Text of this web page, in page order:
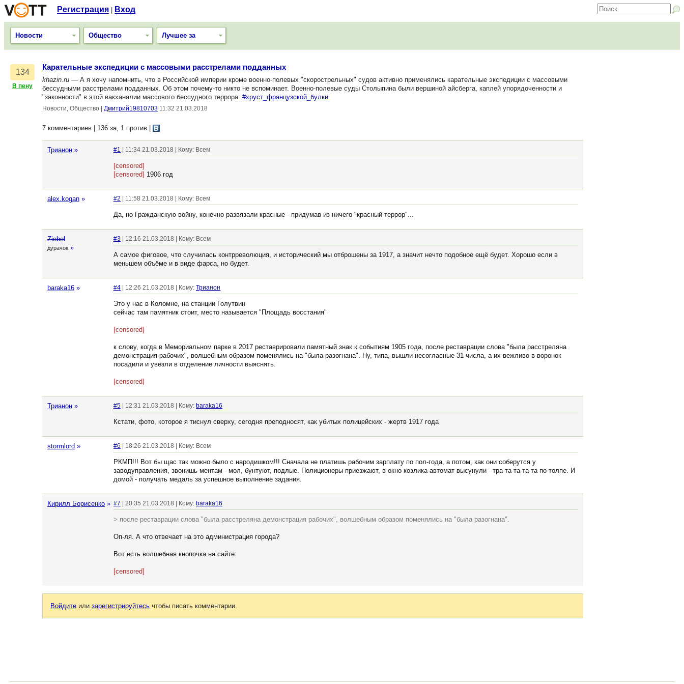
Регистрация Вход
Новости Общество Лучшее за
134
В пену
Карательные экспедиции с массовыми расстрелами подданных
khazin.ru — А я хочу напомнить, что в Российской империи кроме военно-полевых "скорострельных" судов активно применялись карательные экспедиции с массовыми
бессудными расстрелами подданных. Об этом почему-то никто не вспоминает. Военно-полевые суды Столыпина были вершиной айсберга, каплей упорядоченности и
"законности" в этой вакханалии массового бессудного террора. #хруст_французской_булки
Новости, Общество Дмитрий19810703 11:32 21.03.2018
7 комментариев | 136 за, 1 против
Трианон » #1 | 11:34 21.03.2018 | Кому: Всем
[censored]
[censored] 1906 год
alex.kogan » #2 | 11:58 21.03.2018 | Кому: Всем
Да, но Гражданскую войну, конечно развязали красные - придумав из ничего "красный террор"...
Ziebel
дурачок »
#3 | 12:16 21.03.2018 | Кому: Всем
А самое фиговое, что случилась контрреволюция, и исторический мы отброшены за 1917, а значит нечто подобное ещё будет. Хорошо если в
меньшем объёме и в виде фарса, но будет.
baraka16 » #4 | 12:26 21.03.2018 | Кому: Трианон
Это у нас в Коломне, на станции Голутвин
сейчас там памятник стоит, место называется "Площадь восстания"
[censored]
к слову, когда в Мемориальном парке в 2017 реставрировали памятный знак к событиям 1905 года, после реставрации слова "была расстреляна
демонстрация рабочих", волшебным образом поменялись на "была разогнана". Ну, типа, вышли несогласные 31 числа, а их вежливо в воронок
посадили и увезли в отделение личности выяснять.
[censored]
Трианон » #5 | 12:31 21.03.2018 | Кому: baraka16
Кстати, фото, которое я тиснул сверху, сегодня преподносят, как убитых полицейских - жертв 1917 года
stormlord » #6 | 18:26 21.03.2018 | Кому: Всем
РКМП!!! Вот бы щас так можно было с народишком!!! Сначала не платишь рабочим зарплату по пол-года, а потом, как они соберутся у
заводуправления, звонишь ментам - мол, бунтуют, подлые. Полиционеры приезжают, в окно козлика автомат высунули - тра-та-та-та-та по толпе. И
домой - получать медаль за успешное выполнение задания.
Кирилл Борисенко » #7 | 20:35 21.03.2018 | Кому: baraka16
> после реставрации слова "была расстреляна демонстрация рабочих", волшебным образом поменялись на "была разогнана".
Оп-ля. А что отвечает на это администрация города?
Вот есть волшебная кнопочка на сайте:
[censored]
Войдите или зарегистрируйтесь чтобы писать комментарии.